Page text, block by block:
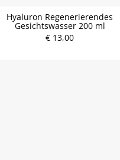
Hyaluron Regenerierendes
Gesichtswasser 200 ml
€ 13,00